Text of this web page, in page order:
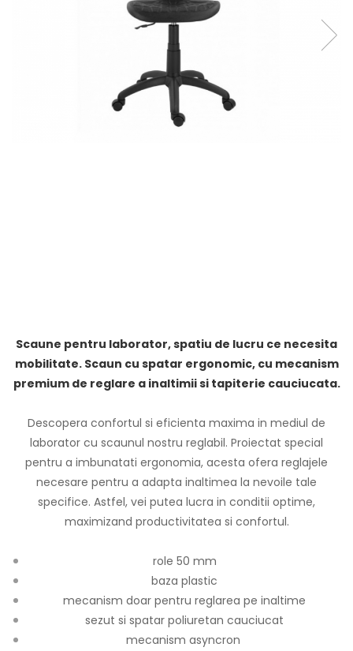
Scaune pentru laborator, spatiu de lucru ce necesita
mobilitate. Scaun cu spatar ergonomic, cu mecanism
premium de reglare a inaltimii si tapiterie cauciucata.
Descopera confortul si eficienta maxima in mediul de
laborator cu scaunul nostru reglabil. Proiectat special
pentru a imbunatati ergonomia, acesta ofera reglajele
necesare pentru a adapta inaltimea la nevoile tale
specifice. Astfel, vei putea lucra in conditii optime,
maximizand productivitatea si confortul.
role 50 mm
baza plastic
mecanism doar pentru reglarea pe inaltime
sezut si spatar poliuretan cauciucat
mecanism asyncron